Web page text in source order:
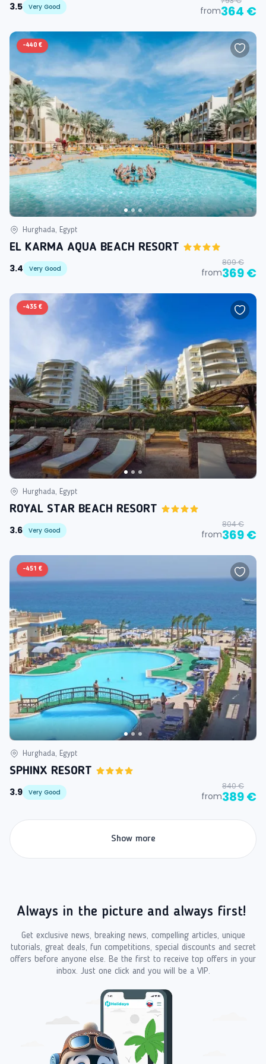
3.5 Very Good from364 €
-440 €
Hurghada, Egypt
EL KARMA AQUA BEACH RESORT
3.4
Very Good from
809 €
369 €
-435 €
Hurghada, Egypt
ROYAL STAR BEACH RESORT
3.6
Very Good from
804 €
369 €
-451 €
Hurghada, Egypt
SPHINX RESORT
3.9
Very Good from
840 €
389 €
Show more
Always in the picture and always first!
Get exclusive news, breaking news, compelling articles, unique
tutorials, great deals, fun competitions, special discounts and secret
offers before anyone else. Be the first to receive top offers in your
inbox. Just one click and you will be a VIP.